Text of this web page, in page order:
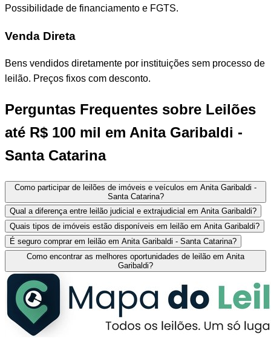
Possibilidade de financiamento e FGTS.
Venda Direta
Bens vendidos diretamente por instituições sem processo de
leilão. Preços fixos com desconto.
Perguntas Frequentes sobre Leilões
até R$ 100 mil em Anita Garibaldi -
Santa Catarina
Como participar de leilões de imóveis e veículos em Anita Garibaldi -
Santa Catarina?
Qual a diferença entre leilão judicial e extrajudicial em Anita Garibaldi?
Quais tipos de imóveis estão disponíveis em leilão em Anita Garibaldi?
É seguro comprar em leilão em Anita Garibaldi - Santa Catarina?
Como encontrar as melhores oportunidades de leilão em Anita
Garibaldi?